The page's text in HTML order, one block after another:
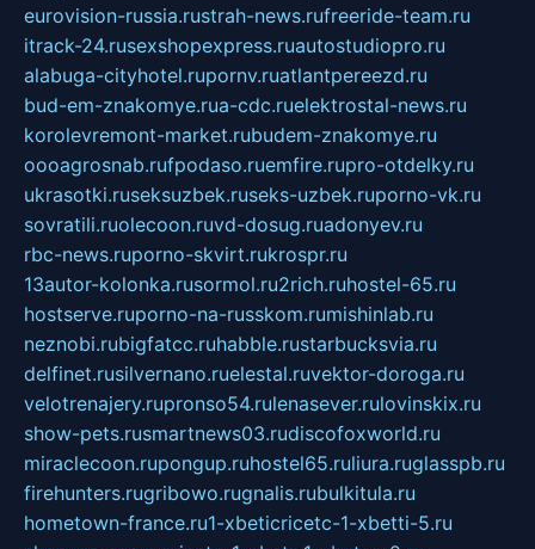
eurovision-russia.rustrah-news.rufreeride-team.ru
itrack-24.rusexshopexpress.ruautostudiopro.ru
alabuga-cityhotel.rupornv.ruatlantpereezd.ru
bud-em-znakomye.rua-cdc.ruelektrostal-news.ru
korolevremont-market.rubudem-znakomye.ru
oooagrosnab.rufpodaso.ruemfire.rupro-otdelky.ru
ukrasotki.ruseksuzbek.ruseks-uzbek.ruporno-vk.ru
sovratili.ruolecoon.ruvd-dosug.ruadonyev.ru
rbc-news.ruporno-skvirt.rukrospr.ru
13autor-kolonka.rusormol.ru2rich.ruhostel-65.ru
hostserve.ruporno-na-russkom.rumishinlab.ru
neznobi.rubigfatcc.ruhabble.rustarbucksvia.ru
delfinet.rusilvernano.ruelestal.ruvektor-doroga.ru
velotrenajery.rupronso54.rulenasever.rulovinskix.ru
show-pets.rusmartnews03.rudiscofoxworld.ru
miraclecoon.rupongup.ruhostel65.ruliura.ruglasspb.ru
firehunters.rugribowo.rugnalis.rubulkitula.ru
hometown-france.ru1-xbeticricetc-1-xbetti-5.ru